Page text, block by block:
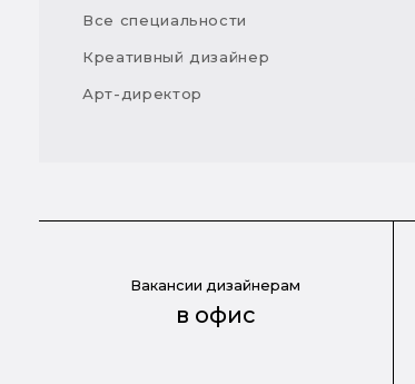
Все специальности
Креативный дизайнер
Арт-директор
Вакансии дизайнерам
в офис